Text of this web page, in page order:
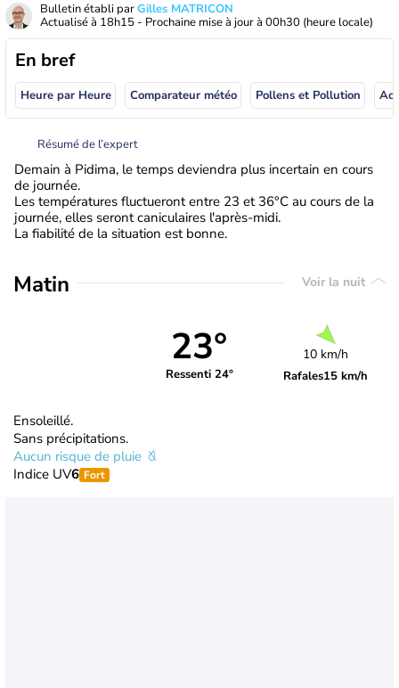
Bulletin établi parGilles MATRICON
Actualisé à 18h15 - Prochaine mise à jour à 00h30 (heure locale)
En bref
Heure par Heure Comparateur météo Pollens et Pollution
Résumé de l’expert
Demain à Pidima, le temps deviendra plus incertain en cours
de journée.
Les températures fluctueront entre 23 et 36°C au cours de la
journée, elles seront caniculaires l'après-midi.
La fiabilité de la situation est bonne.
Matin Voir la nuit
23°
Ressenti 24°
10 km/h
Rafales15 km/h
Ensoleillé.
Sans précipitations.
Aucun risque de pluie
Indice UV6 Fort